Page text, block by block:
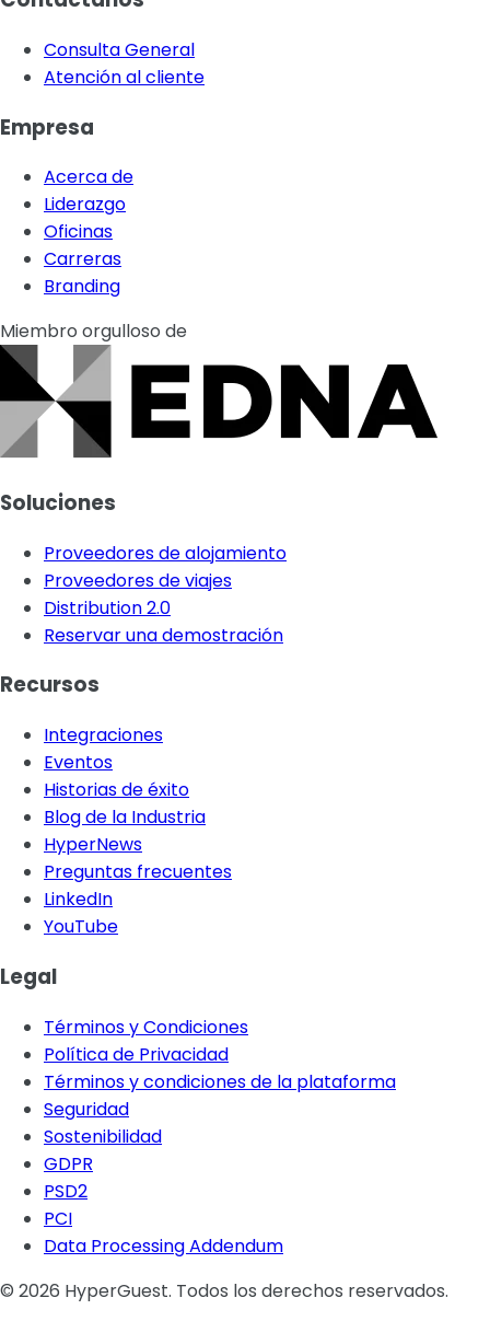
Consulta General
Atención al cliente
Empresa
Acerca de
Liderazgo
Oficinas
Carreras
Branding
Miembro orgulloso de
Soluciones
Proveedores de alojamiento
Proveedores de viajes
Distribution 2.0
Reservar una demostración
Recursos
Integraciones
Eventos
Historias de éxito
Blog de la Industria
HyperNews
Preguntas frecuentes
LinkedIn
YouTube
Legal
Términos y Condiciones
Política de Privacidad
Términos y condiciones de la plataforma
Seguridad
Sostenibilidad
GDPR
PSD2
PCI
Data Processing Addendum
© 2026 HyperGuest. Todos los derechos reservados.